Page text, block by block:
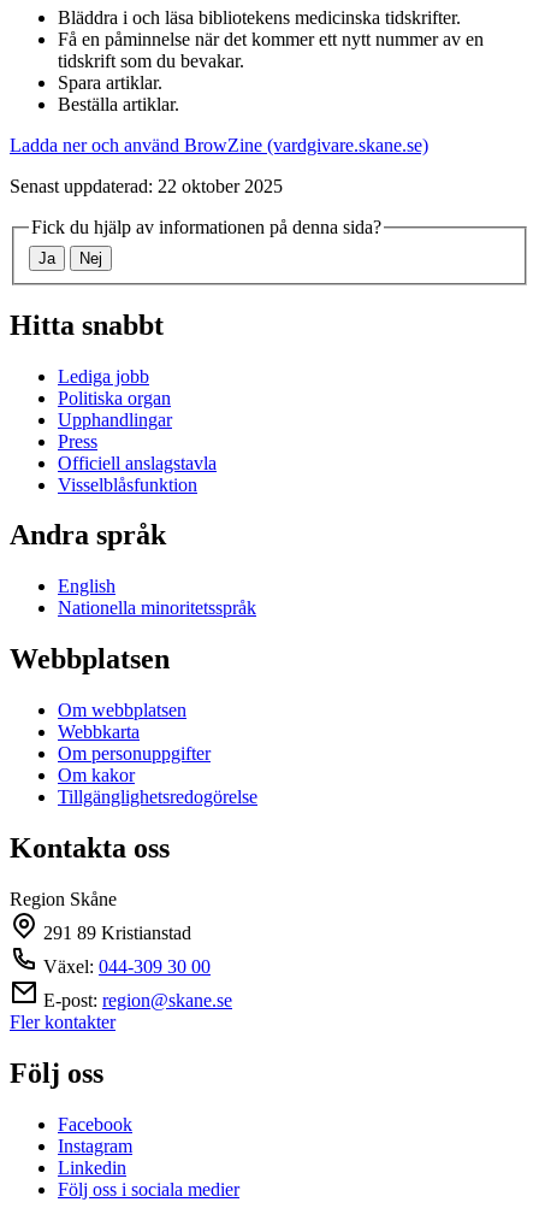
Bläddra i och läsa bibliotekens medicinska tidskrifter.
Få en påminnelse när det kommer ett nytt nummer av en
tidskrift som du bevakar.
Spara artiklar.
Beställa artiklar.
Ladda ner och använd BrowZine (vardgivare.skane.se)
Senast uppdaterad: 22 oktober 2025
Fick du hjälp av informationen på denna sida?
Ja Nej
Hitta snabbt
Lediga jobb
Politiska organ
Upphandlingar
Press
Officiell anslagstavla
Visselblåsfunktion
Andra språk
English
Nationella minoritetsspråk
Webbplatsen
Om webbplatsen
Webbkarta
Om personuppgifter
Om kakor
Tillgänglighetsredogörelse
Kontakta oss
Region Skåne
291 89 Kristianstad
Växel: 044-309 30 00
E-post: region@skane.se
Fler kontakter
Följ oss
Facebook
Instagram
Linkedin
Följ oss i sociala medier